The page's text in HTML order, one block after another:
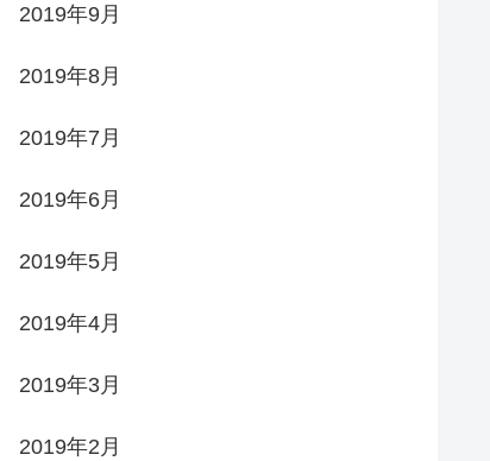
2019年9月
2019年8月
2019年7月
2019年6月
2019年5月
2019年4月
2019年3月
2019年2月